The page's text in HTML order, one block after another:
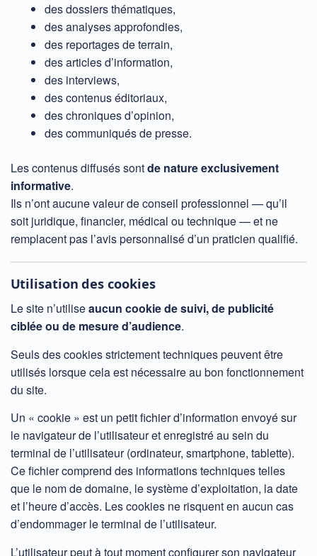
des dossiers thématiques,
des analyses approfondies,
des reportages de terrain,
des articles d’information,
des interviews,
des contenus éditoriaux,
des chroniques d’opinion,
des communiqués de presse.
Les contenus diffusés sontde nature exclusivement
informative.
Ils n’ont aucune valeur de conseil professionnel — qu’il
soit juridique, financier, médical ou technique — et ne
remplacent pas l’avis personnalisé d’un praticien qualifié.
Utilisation des cookies
Le site n’utiliseaucun cookie de suivi, de publicité
ciblée ou de mesure d’audience.
Seuls des cookies strictement techniques peuvent être
utilisés lorsque cela est nécessaire au bon fonctionnement
du site.
Un « cookie » est un petit fichier d’information envoyé sur
le navigateur de l’utilisateur et enregistré au sein du
terminal de l’utilisateur (ordinateur, smartphone, tablette).
Ce fichier comprend des informations techniques telles
que le nom de domaine, le système d’exploitation, la date
et l’heure d’accès. Les cookies ne risquent en aucun cas
d’endommager le terminal de l’utilisateur.
L’utilisateur peut à tout moment configurer son navigateur